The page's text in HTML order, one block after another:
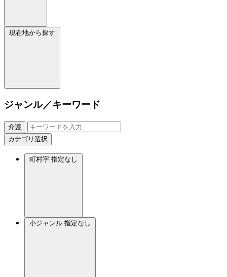
現在地から探す
ジャンル／キーワード
介護
カテゴリ選択
町村字 指定なし
小ジャンル 指定なし